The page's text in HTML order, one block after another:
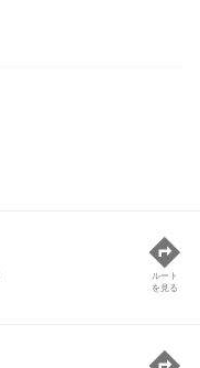
ルート
を見る